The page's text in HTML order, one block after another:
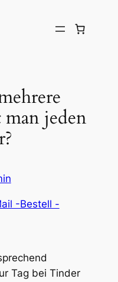
jeden
-Bestell -
Tag bei Tinder